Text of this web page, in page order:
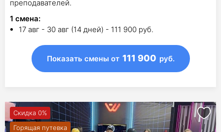
преподавателей.
1 смена:
17 авг - 30 авг (14 дней) - 111 900 руб.
Показать смены от 111 900 руб.
Скидка 0%
Горящая путевка